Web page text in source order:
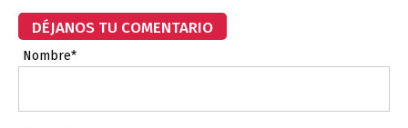
DÉJANOS TU COMENTARIO
Nombre*